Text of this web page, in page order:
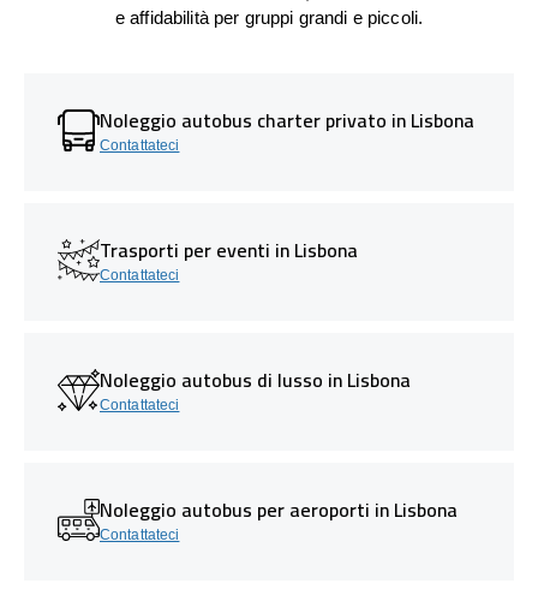
e affidabilità per gruppi grandi e piccoli.
Noleggio autobus charter privato in Lisbona
Contattateci
Trasporti per eventi in Lisbona
Contattateci
Noleggio autobus di lusso in Lisbona
Contattateci
Noleggio autobus per aeroporti in Lisbona
Contattateci